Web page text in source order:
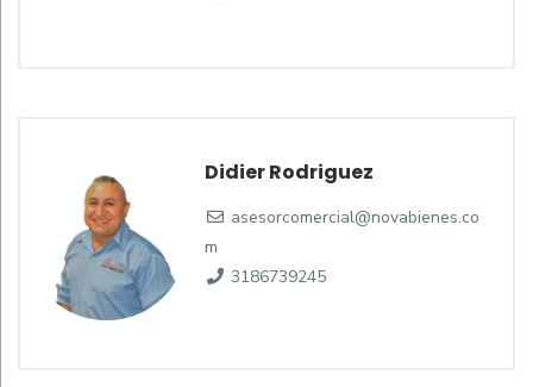
Didier Rodriguez
asesorcomercial@novabienes.co
m
3186739245